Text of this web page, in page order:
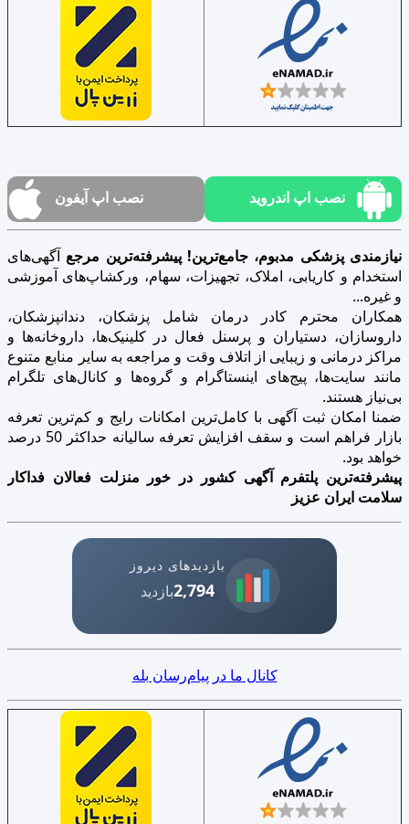
نصب اپ اندروید نصب اپ آیفون
نیازمندی پزشکی مدبوم، جامع‌ترین! پیشرفته‌ترین مرجع آگهی‌های
استخدام و کاریابی، املاک، تجهیزات، سهام، ورکشاپ‌های آموزشی
و غیره...
همکاران محترم کادر درمان شامل پزشکان، دندانپزشکان،
داروسازان، دستیاران و پرسنل فعال در کلینیک‌ها، داروخانه‌ها و
مراکز درمانی و زیبایی از اتلاف وقت و مراجعه به سایر منابع متنوع
مانند سایت‌ها، پیج‌های اینستاگرام و گروه‌ها و کانال‌های تلگرام
بی‌نیاز هستند.
ضمنا امکان ثبت آگهی با کامل‌ترین امکانات رایج و کم‌ترین تعرفه
بازار فراهم است و سقف افزایش تعرفه سالیانه حداکثر 50 درصد
خواهد بود.
پیشرفته‌ترین پلتفرم آگهی کشور در خور منزلت فعالان فداکار
سلامت ایران عزیز
بازدیدهای دیروز
2,794بازدید
کانال ما در پیام‌رسان بله